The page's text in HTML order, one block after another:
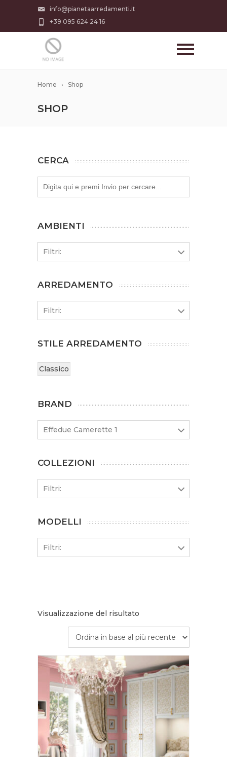
info@pianetaarredamenti.it
+39 095 624 24 16
Home Shop
SHOP
CERCA
AMBIENTI
Filtri:
ARREDAMENTO
Filtri:
STILE ARREDAMENTO
Classico
BRAND
Effedue Camerette 1
COLLEZIONI
Filtri:
MODELLI
Filtri:
Visualizzazione del risultato